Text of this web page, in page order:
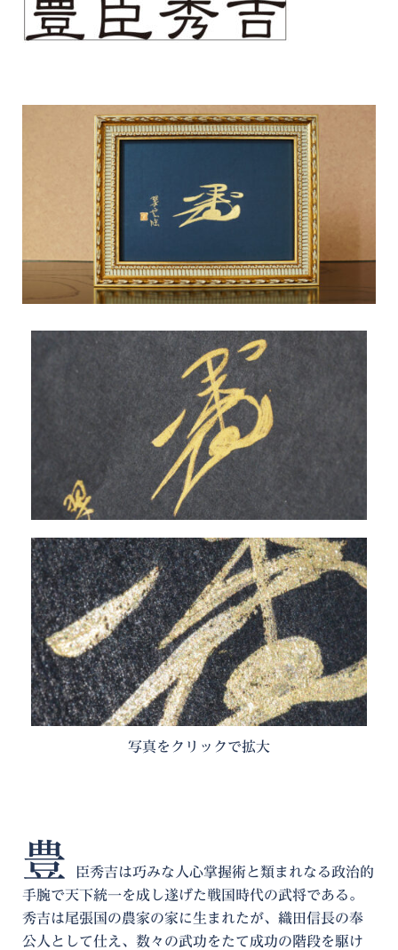
写真をクリックで拡大
豊
臣秀吉は巧みな人心掌握術と類まれなる政治的
手腕で天下統一を成し遂げた戦国時代の武将である。
秀吉は尾張国の農家の家に生まれたが、織田信長の奉
公人として仕え、数々の武功をたて成功の階段を駆け